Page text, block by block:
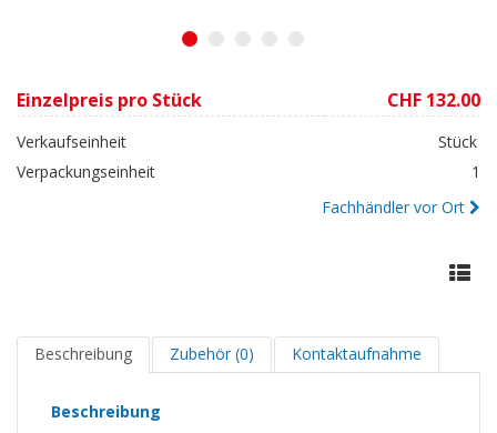
1
Einzelpreis pro Stück CHF 132.00
Verkaufseinheit
Stück
Verpackungseinheit
1
Fachhändler vor Ort
Beschreibung Zubehör (0) Kontaktaufnahme
Beschreibung